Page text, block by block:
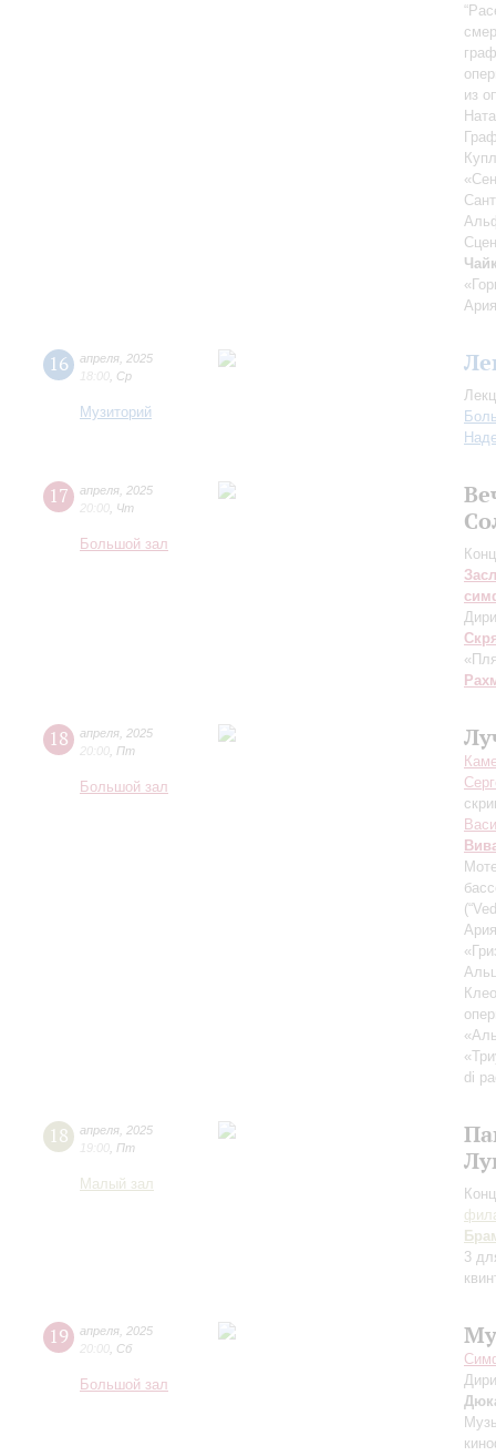
из
16 апреля 2025
18:00 Ср
Музиторий
17 апреля 2025
20:00 Чт
Большой зал
18 апреля 2025
20:00 Пт
Большой зал
di
18 апреля 2025
19:00 Пт
Малый зал
3
19 апреля 2025
20:00 Сб
Большой зал